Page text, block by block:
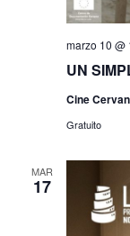
UN
marzo 10 @
Cine
Gratuito
MAR
17